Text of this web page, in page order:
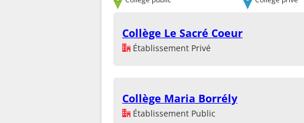
Collège Le Sacré Coeur
Établissement Privé
Collège Maria Borrély
Établissement Public